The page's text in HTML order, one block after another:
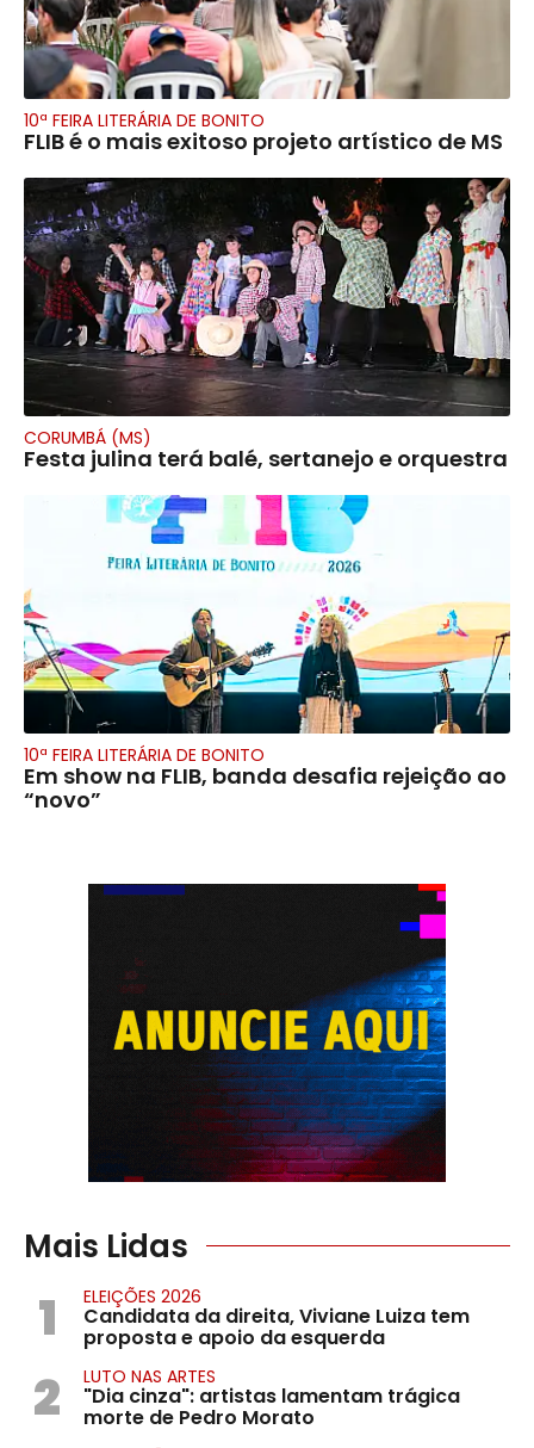
10ª FEIRA LITERÁRIA DE BONITO
FLIB é o mais exitoso projeto artístico de MS
CORUMBÁ (MS)
Festa julina terá balé, sertanejo e orquestra
10ª FEIRA LITERÁRIA DE BONITO
Em show na FLIB, banda desafia rejeição ao
“novo”
Mais Lidas
1 ELEIÇÕES 2026
Candidata da direita, Viviane Luiza tem
proposta e apoio da esquerda
2 LUTO NAS ARTES
"Dia cinza": artistas lamentam trágica
morte de Pedro Morato